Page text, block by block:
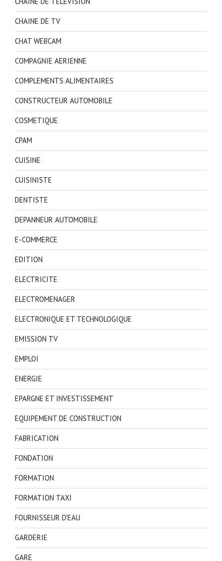
CHAINE DE TV
CHAT WEBCAM
COMPAGNIE AERIENNE
COMPLEMENTS ALIMENTAIRES
CONSTRUCTEUR AUTOMOBILE
COSMETIQUE
CPAM
CUISINE
CUISINISTE
DENTISTE
DEPANNEUR AUTOMOBILE
E-COMMERCE
EDITION
ELECTRICITE
ELECTROMENAGER
ELECTRONIQUE ET TECHNOLOGIQUE
EMISSION TV
EMPLOI
ENERGIE
EPARGNE ET INVESTISSEMENT
EQUIPEMENT DE CONSTRUCTION
FABRICATION
FONDATION
FORMATION
FORMATION TAXI
FOURNISSEUR D'EAU
GARDERIE
GARE